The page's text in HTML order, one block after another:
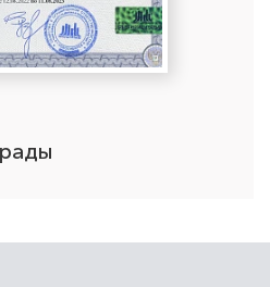
ортодонтия, детская
под закисью